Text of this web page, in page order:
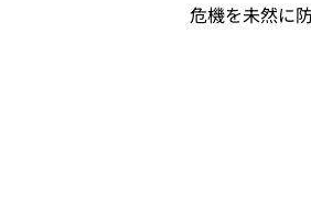
危機を未然に